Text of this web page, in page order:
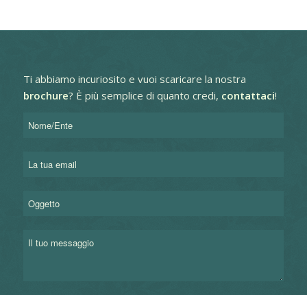
Ti abbiamo incuriosito e vuoi scaricare la nostra
brochure? È più semplice di quanto credi, contattaci!